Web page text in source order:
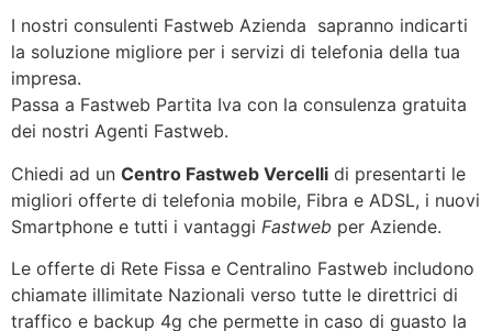
I nostri consulenti Fastweb Azienda sapranno indicarti
la soluzione migliore per i servizi di telefonia della tua
impresa.
Passa a Fastweb Partita Iva con la consulenza gratuita
dei nostri Agenti Fastweb.
Chiedi ad un Centro Fastweb Vercelli di presentarti le
migliori offerte di telefonia mobile, Fibra e ADSL, i nuovi
Smartphone e tutti i vantaggi Fastweb per Aziende.
Le offerte di Rete Fissa e Centralino Fastweb includono
chiamate illimitate Nazionali verso tutte le direttrici di
traffico e backup 4g che permette in caso di guasto la